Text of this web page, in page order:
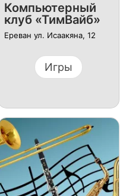
Компьютерный
клуб «ТимВайб»
Ереван ул. Исаакяна, 12
Игры